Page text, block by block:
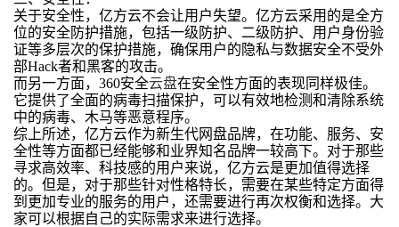
关于安全性，亿方云不会让用户失望。亿方云采用的是全方
位的安全防护措施，包括一级防护、二级防护、用户身份验
证等多层次的保护措施，确保用户的隐私与数据安全不受外
部Hack者和黑客的攻击。
而另一方面，360安全云盘在安全性方面的表现同样极佳。
它提供了全面的病毒扫描保护，可以有效地检测和清除系统
中的病毒、木马等恶意程序。
综上所述，亿方云作为新生代网盘品牌，在功能、服务、安
全性等方面都已经能够和业界知名品牌一较高下。对于那些
寻求高效率、科技感的用户来说，亿方云是更加值得选择
的。但是，对于那些针对性格特长，需要在某些特定方面得
到更加专业的服务的用户，还需要进行再次权衡和选择。大
家可以根据自己的实际需求来进行选择。